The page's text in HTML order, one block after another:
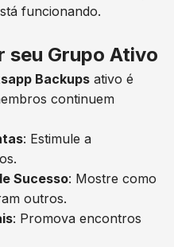
funcionando.
seu Grupo Ativo
Backups ativo é
continuem
: Estimule a
Sucesso: Mostre como
outros.
: Promova encontros